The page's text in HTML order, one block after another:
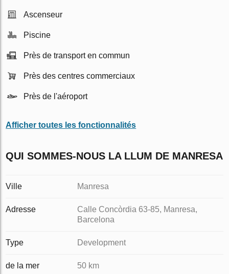
Ascenseur
Piscine
Près de transport en commun
Près des centres commerciaux
Près de l'aéroport
Afficher toutes les fonctionnalités
QUI SOMMES-NOUS LA LLUM DE MANRESA
Ville Manresa
Adresse
Calle Concòrdia 63-85, Manresa,
Barcelona
Type Development
de la mer 50 km